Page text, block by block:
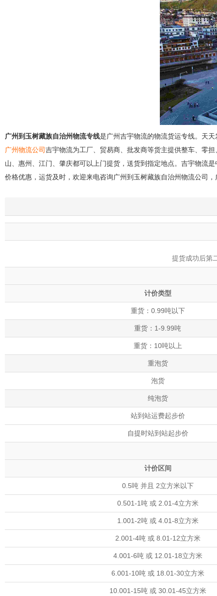
广州到玉树藏族自治州物流专线是广州吉宇物流的物流货运专线。天
广州物流公司吉宇物流为工厂、贸易商、批发商等货主提供整车、零
山、惠州、江门、肇庆都可以上门提货，送货到指定地点。吉宇物流
价格优惠，运货及时，欢迎来电咨询广州到玉树藏族自治州物流公司
提货成功后第
计价类型
重货：0.99吨以下
重货：1-9.99吨
重货：10吨以上
重泡货
泡货
纯泡货
站到站运费起步价
自提时站到站起步价
计价区间
0.5吨 并且 2立方米以下
0.501-1吨 或 2.01-4立方米
1.001-2吨 或 4.01-8立方米
2.001-4吨 或 8.01-12立方米
4.001-6吨 或 12.01-18立方米
6.001-10吨 或 18.01-30立方米
10.001-15吨 或 30.01-45立方米